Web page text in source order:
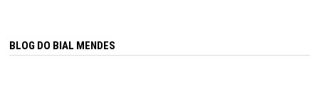
BLOG DO BIAL MENDES